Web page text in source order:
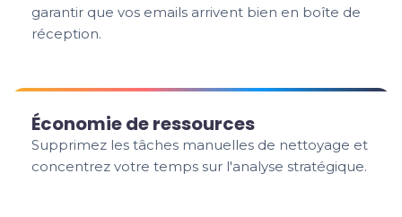
garantir que vos emails arrivent bien en boîte de
réception.
Économie de ressources
Supprimez les tâches manuelles de nettoyage et
concentrez votre temps sur l'analyse stratégique.